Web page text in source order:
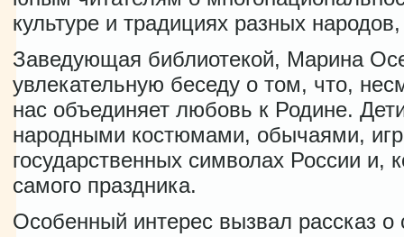
культуре и традициях разных
Заведующая библиотекой, Марина
увлекательную беседу о том, что,
нас объединяет любовь к Родине.
народными костюмами, обычаями,
государственных символах России и,
самого праздника.
Особенный интерес вызвал рассказ о